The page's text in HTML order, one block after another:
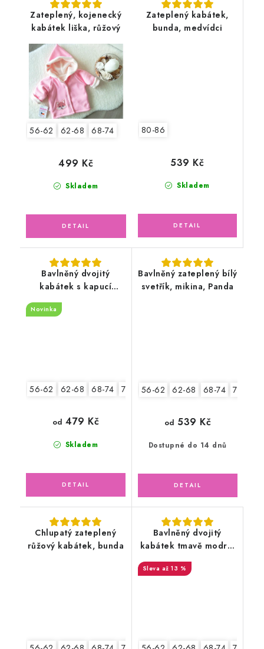
Zateplený, kojenecký
kabátek liška, růžový
56-62 62-68 68-74
Skladem
499 Kč
Zateplený kabátek,
bunda, medvídci
80-86
Skladem
539 Kč
Bavlněný dvojitý
kabátek s kapucí
pudrově růžový, květy
Novinka
56-62 62-68 68-74 74-80 80-86
Skladem
od 479 Kč
Bavlněný zateplený bílý
svetřík, mikina, Panda
56-62 62-68 68-74 74-80
Dostupné do 14 dnů
od 539 Kč
Chlupatý zateplený
růžový kabátek, bunda
Bavlněný dvojitý
kabátek tmavě modrý,
až 13 %